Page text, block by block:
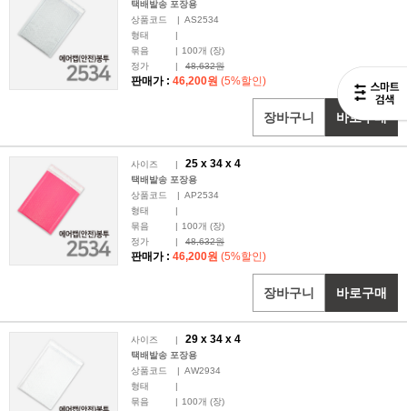
택배발송 포장용
상품코드
AS2534
형태
묶음
100개 (장)
정가
48,632원
판매가 : 46,200원 (5%할인)
바로구매
장바구니
사이즈 25 x 34 x 4
택배발송 포장용
상품코드
AP2534
형태
묶음
100개 (장)
정가
48,632원
판매가 : 46,200원 (5%할인)
바로구매
장바구니
사이즈 29 x 34 x 4
택배발송 포장용
상품코드
AW2934
형태
묶음
100개 (장)